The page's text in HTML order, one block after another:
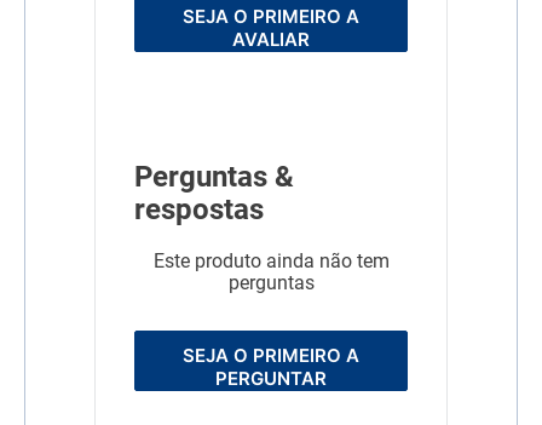
SEJA O PRIMEIRO A
AVALIAR
Perguntas &
respostas
Este produto ainda não tem
perguntas
SEJA O PRIMEIRO A
PERGUNTAR